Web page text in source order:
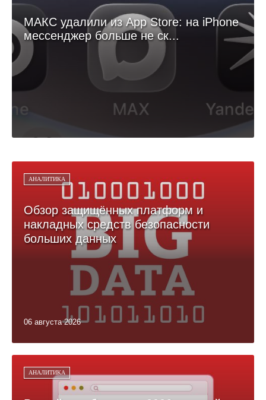
МАКС удалили из App Store: на iPhone
мессенджер больше не ск...
АНАЛИТИКА
Обзор защищённых платформ и
накладных средств безопасности
больших данных
06 августа 2026
АНАЛИТИКА